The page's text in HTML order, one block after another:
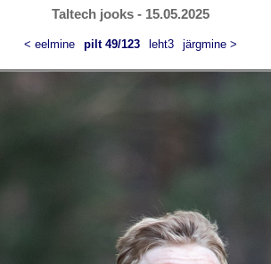
Taltech jooks - 15.05.2025
< eelmine pilt 49/123 leht3 järgmine >